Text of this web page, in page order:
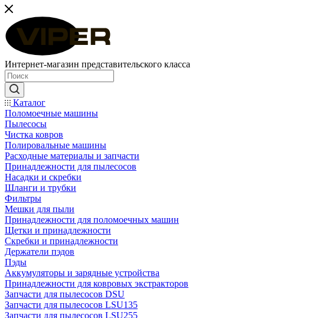
Интернет-магазин представительского класса
Каталог
Поломоечные машины
Пылесосы
Чистка ковров
Полировальные машины
Расходные материалы и запчасти
Принадлежности для пылесосов
Насадки и скребки
Шланги и трубки
Фильтры
Мешки для пыли
Принадлежности для поломоечных машин
Щетки и принадлежности
Скребки и принадлежности
Держатели пэдов
Пэды
Аккумуляторы и зарядные устройства
Принадлежности для ковровых экстракторов
Запчасти для пылесосов DSU
Запчасти для пылесосов LSU135
Запчасти для пылесосов LSU255